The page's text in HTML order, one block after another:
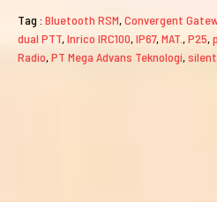
Tag : Bluetooth RSM,Convergent
dual PTT,Inrico IRC100,IP67,MAT. ,P25,
Radio,PT Mega Advans Teknologi,silent